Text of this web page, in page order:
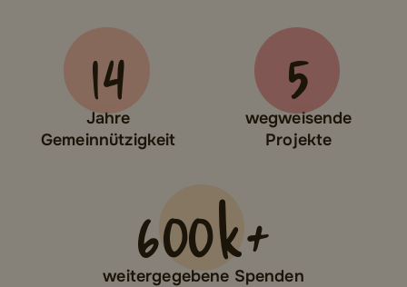
14
Jahre
Gemeinnützigkeit
5
wegweisende
Projekte
600k+
weitergegebene Spenden